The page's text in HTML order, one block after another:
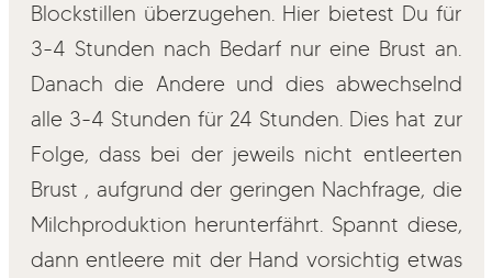
Blockstillen überzugehen. Hier bietest Du für
3-4 Stunden nach Bedarf nur eine Brust an.
Danach die Andere und dies abwechselnd
alle 3-4 Stunden für 24 Stunden. Dies hat zur
Folge, dass bei der jeweils nicht entleerten
Brust , aufgrund der geringen Nachfrage, die
Milchproduktion herunterfährt. Spannt diese,
dann entleere mit der Hand vorsichtig etwas